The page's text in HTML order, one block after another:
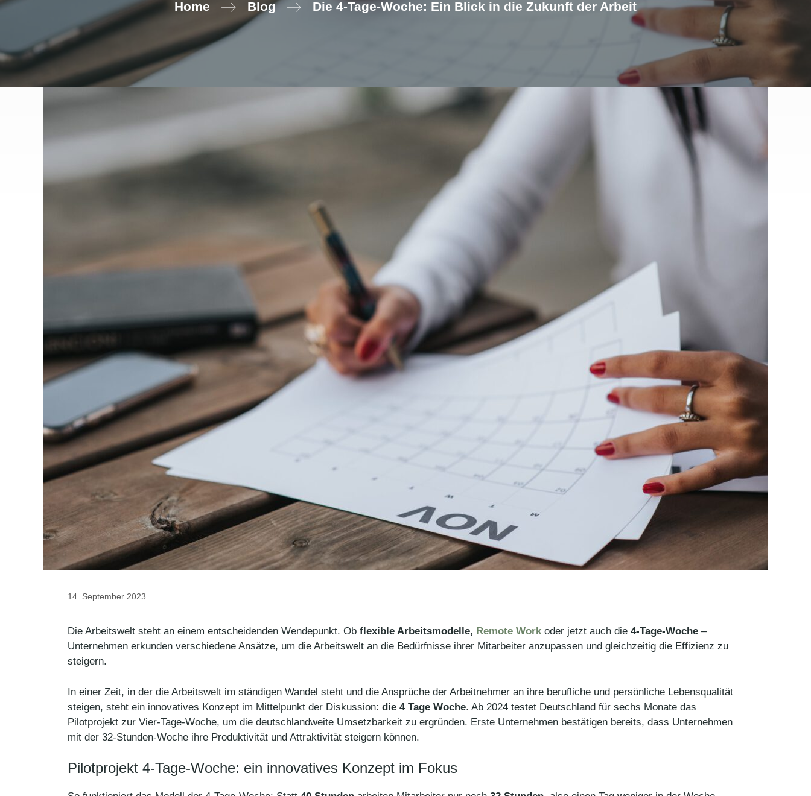
Home Blog Die 4-Tage-Woche: Ein Blick in die Zukunft der Arbeit
14. September 2023
Die Arbeitswelt steht an einem entscheidenden Wendepunkt. Ob flexible Arbeitsmodelle, Remote Workoder jetzt auch die 4-Tage-Woche –
Unternehmen erkunden verschiedene Ansätze, um die Arbeitswelt an die Bedürfnisse ihrer Mitarbeiter anzupassen und gleichzeitig die Effizienz zu
steigern.
In einer Zeit, in der die Arbeitswelt im ständigen Wandel steht und die Ansprüche der Arbeitnehmer an ihre berufliche und persönliche Lebensqualität
steigen, steht ein innovatives Konzept im Mittelpunkt der Diskussion: die 4 Tage Woche. Ab 2024 testet Deutschland für sechs Monate das
Pilotprojekt zur Vier-Tage-Woche, um die deutschlandweite Umsetzbarkeit zu ergründen. Erste Unternehmen bestätigen bereits, dass Unternehmen
mit der 32-Stunden-Woche ihre Produktivität und Attraktivität steigern können.
Pilotprojekt 4-Tage-Woche: ein innovatives Konzept im Fokus